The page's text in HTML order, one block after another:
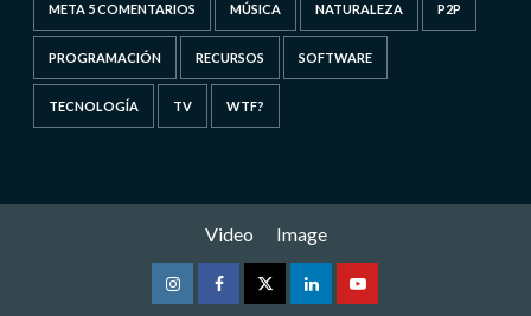
META 5 COMENTARIOS MÚSICA NATURALEZA P2P
PROGRAMACIÓN RECURSOS SOFTWARE
TECNOLOGÍA TV WTF?
Video Image
InstagramFacebookTwitterLinkedinYoutube